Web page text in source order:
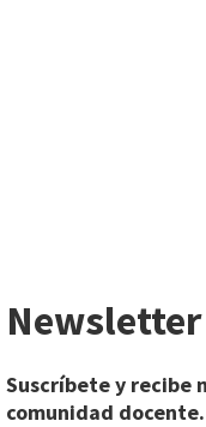
Newsletter
Suscríbete y recibe
comunidad docente.